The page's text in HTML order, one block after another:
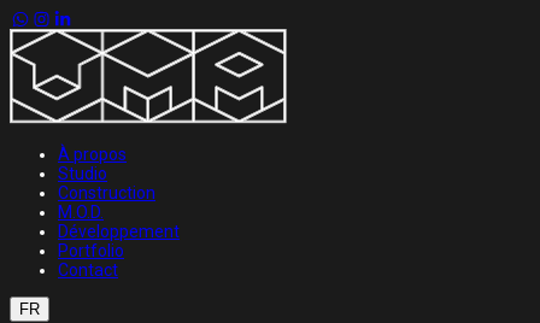
À propos
Studio
Construction
M.O.D.
Développement
Portfolio
Contact
FR